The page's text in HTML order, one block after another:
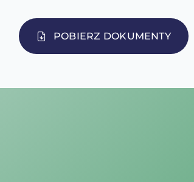
POBIERZ DOKUMENTY